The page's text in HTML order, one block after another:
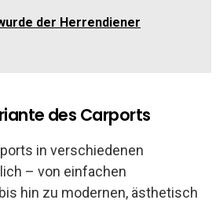
der Herrendiener
des Carports
in verschiedenen
– von einfachen
hin zu modernen, ästhetisch